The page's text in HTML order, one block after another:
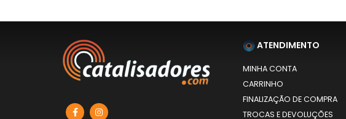
ATENDIMENTO
MINHA CONTA
CARRINHO
FINALIZAÇÃO DE COMPRA
TROCAS E DEVOLUÇÕES